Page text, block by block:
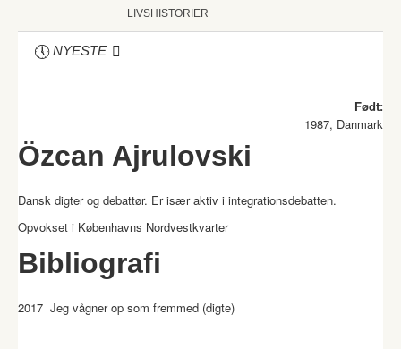
LIVSHISTORIER
NYESTE
Født:
1987, Danmark
Özcan Ajrulovski
Dansk digter og debattør. Er især aktiv i integrationsdebatten.
Opvokset i Københavns Nordvestkvarter
Bibliografi
2017 Jeg vågner op som fremmed (digte)